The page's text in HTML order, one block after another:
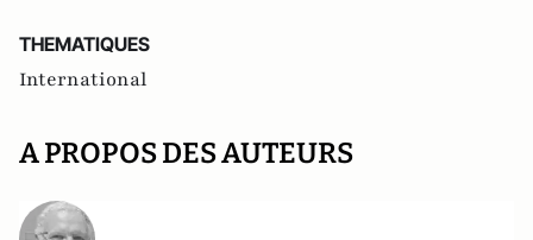
THEMATIQUES
International
A PROPOS DES AUTEURS